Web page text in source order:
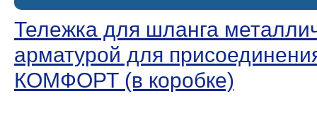
Тележка для шланга
арматурой для
КОМФОРТ (в коробке)